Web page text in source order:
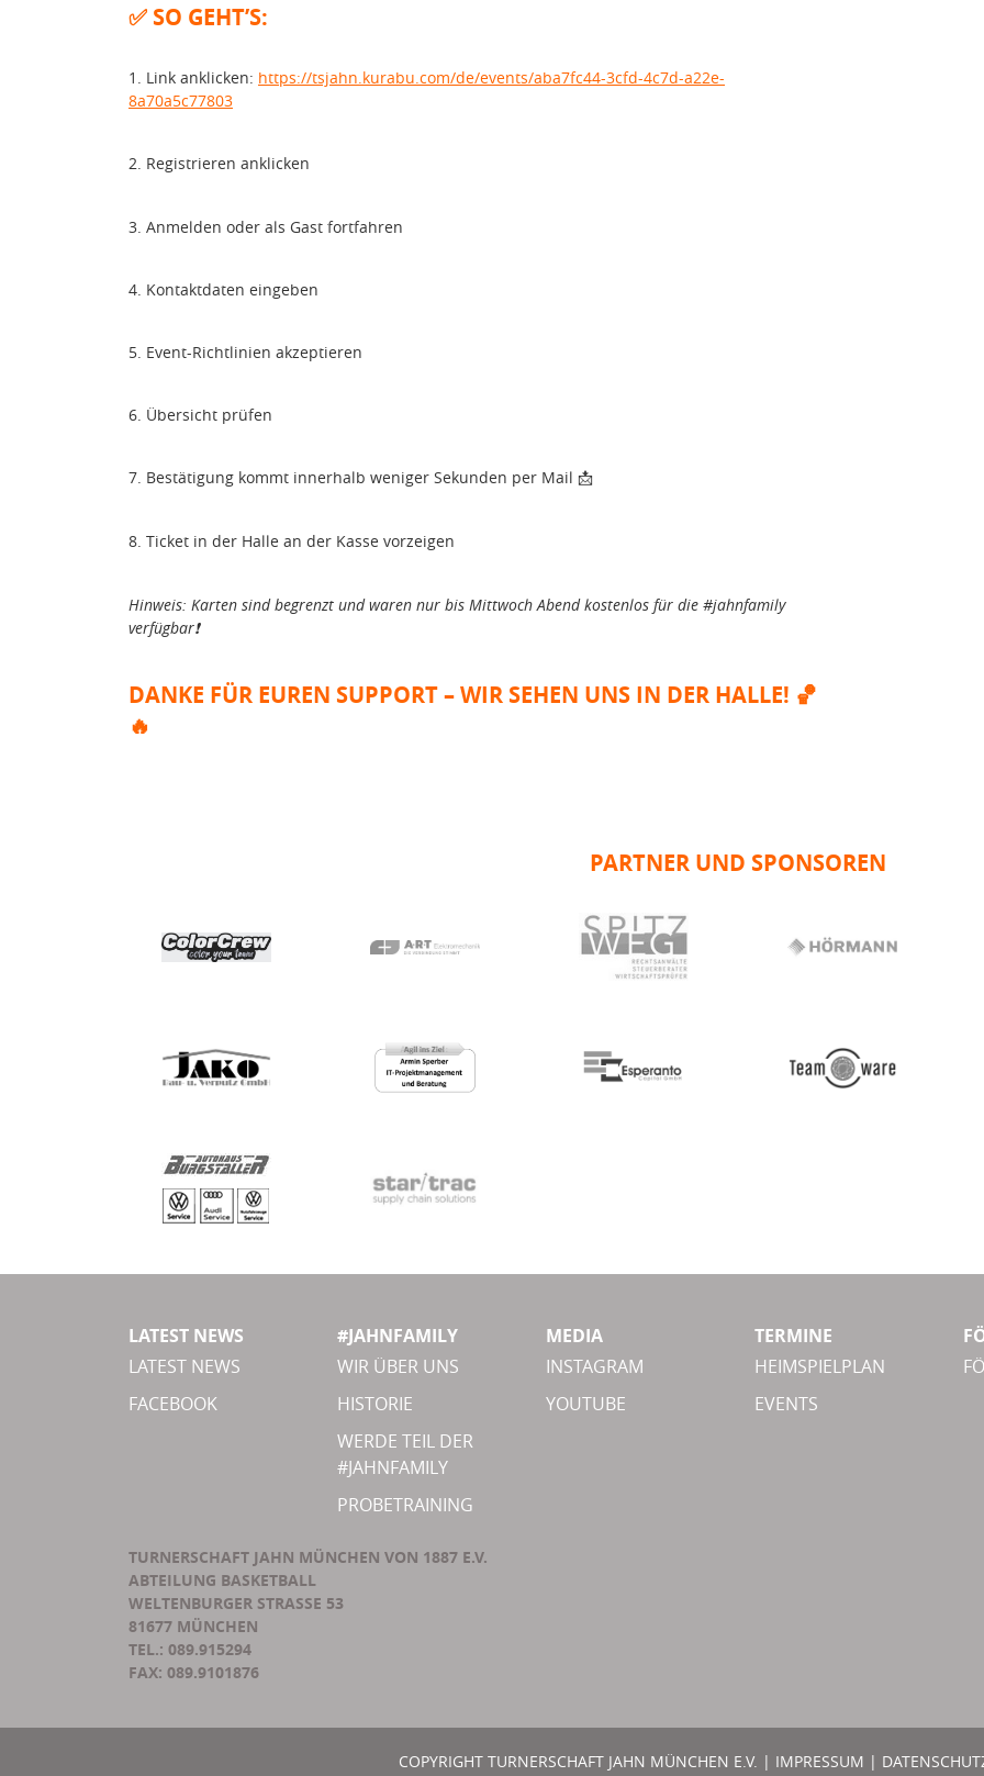
✅ SO GEHT’S:
1. Link anklicken: https://tsjahn.kurabu.com/de/events/aba7fc44-3cfd-4c7d-a22e-
8a70a5c77803
2. Registrieren anklicken
3. Anmelden oder als Gast fortfahren
4. Kontaktdaten eingeben
5. Event-Richtlinien akzeptieren
6. Übersicht prüfen
7. Bestätigung kommt innerhalb weniger Sekunden per Mail 📩
8. Ticket in der Halle an der Kasse vorzeigen
Hinweis: Karten sind begrenzt und waren nur bis Mittwoch Abend kostenlos für die #jahnfamily
verfügbar❗️
DANKE FÜR EUREN SUPPORT – WIR SEHEN UNS IN DER HALLE! 🏀
🔥
PARTNER UND SPONSOREN
LATEST NEWS
LATEST NEWS
FACEBOOK
#JAHNFAMILY
WIR ÜBER UNS
HISTORIE
WERDE TEIL DER
#JAHNFAMILY
PROBETRAINING
MEDIA
INSTAGRAM
YOUTUBE
TERMINE
HEIMSPIELPLAN
EVENTS
TURNERSCHAFT JAHN MÜNCHEN VON 1887 E.V.
ABTEILUNG BASKETBALL
WELTENBURGER STRASSE 53
81677 MÜNCHEN
TEL.: 089.915294
FAX: 089.9101876
COPYRIGHT TURNERSCHAFT JAHN MÜNCHEN E.V. | IMPRESSUM |